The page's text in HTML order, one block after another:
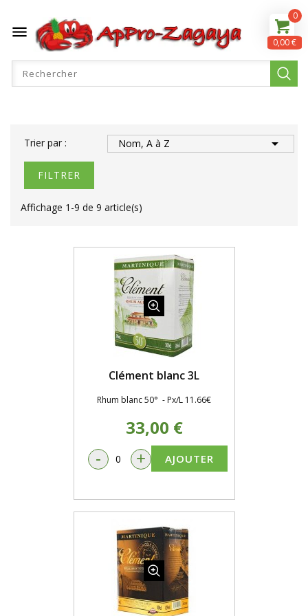

Trier par : Nom, A à Z 
FILTRER
Affichage 1-9 de 9 article(s)
Clément blanc 3L
Rhum blanc 50° - Px/L 11.66€
33,00 €
- + AJOUTER
0
0,00 €